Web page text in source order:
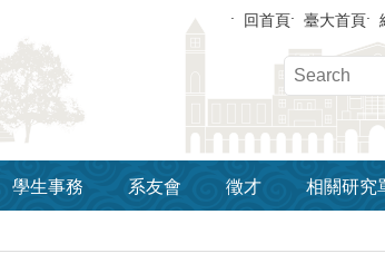
回首頁 臺大首頁
學生事務 系友會 徵才 相關研究